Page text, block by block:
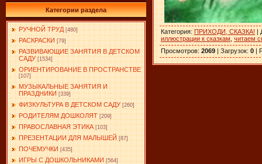
Категории раздела
РУЧНОЙ ТРУД [480]
РАСКРАСКИ [79]
РАЗВИВАЮЩИЕ ЗАНЯТИЯ В ДЕТСКОМ
САДУ [1534]
ОРИЕНТИРОВАНИЕ В ПРОСТРАНСТВЕ
[107]
МУЗЫКАЛЬНЫЕ ЗАНЯТИЯ И
ПРАЗДНИКИ [339]
ФИЗКУЛЬТУРА В ДЕТСКОМ САДУ [260]
РОДИТЕЛЯМ ДОШКОЛЯТ [209]
ПРАВОСЛАВНАЯ ЭТИКА [103]
ПРЕЗЕНТАЦИИ ДЛЯ МАЛЫШЕЙ [87]
ПОЧЕМУЧКИ [435]
ИГРЫ С ДОШКОЛЬНИКАМИ [564]
Категория: ПРИХОДИ, СКАЗКА! |
иллюстрации к сказкам читаем
Просмотров: 2069 | Загрузок: 0 |